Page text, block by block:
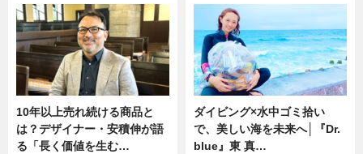
10年以上売れ続ける商品と
は？デザイナー・安積伸が語
る「長く価値を生む…
ダイビング×水中ゴミ拾い
で、美しい海を未来へ│『Dr.
blue』東 真…